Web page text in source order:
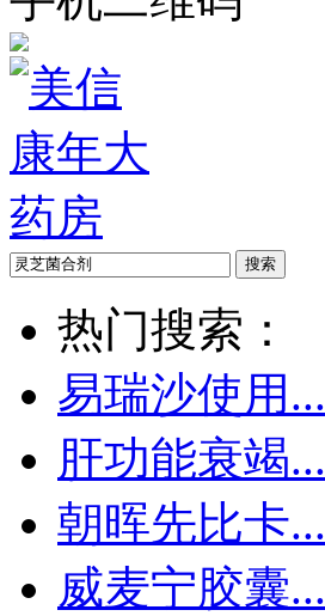
热门搜索：
易瑞沙使用...
肝功能衰竭...
朝晖先比卡...
威麦宁胶囊...